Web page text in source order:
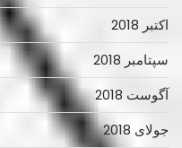
اکتبر 2018
سپتامبر 2018
آگوست 2018
جولای 2018